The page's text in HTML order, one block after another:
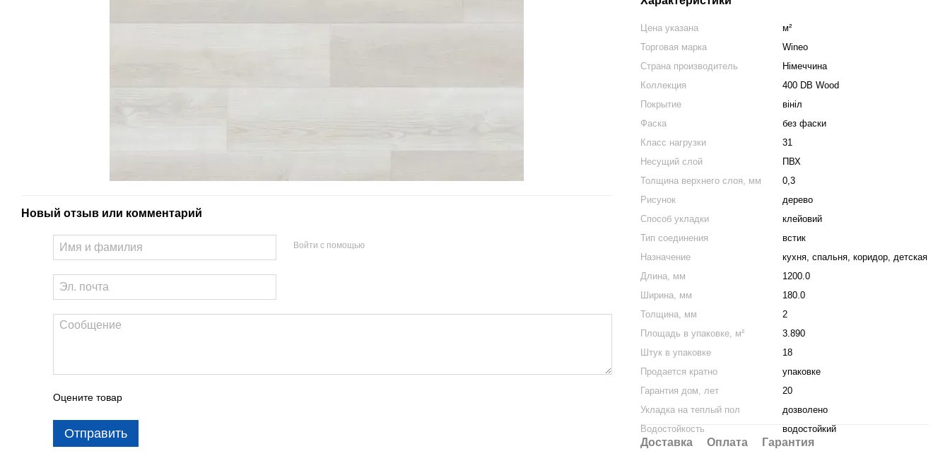
Новый отзыв или комментарий
Войти с помощью
Оцените товар
Отправить
Цена указана
м²
Торговая марка
Wineo
Страна производитель
Німеччина
Коллекция
400 DB Wood
Покрытие
вініл
Фаска
без фаски
Класс нагрузки
31
Несущий слой
ПВХ
Толщина верхнего слоя, мм
0,3
Рисунок
дерево
Способ укладки
клейовий
Тип соединения
встик
Назначение
кухня, спальня, коридор, детская
Длина, мм
1200.0
Ширина, мм
180.0
Толщина, мм
2
Площадь в упаковке, м²
3.890
Штук в упаковке
18
Продается кратно
упаковке
Гарантия дом, лет
20
Укладка на теплый пол
дозволено
Водостойкость
водостойкий
Доставка Оплата Гарантия